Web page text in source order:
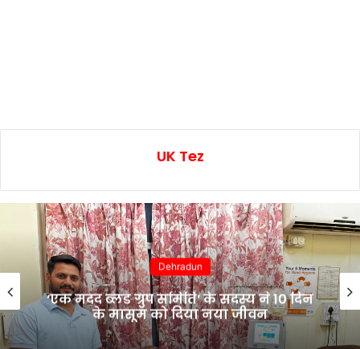
UK Tez
Dehradun
‘एक मदद ब्लड ग्रुप समिति’ के सदस्य ने 10 दिन
के मासूम को दिया नया जीवन